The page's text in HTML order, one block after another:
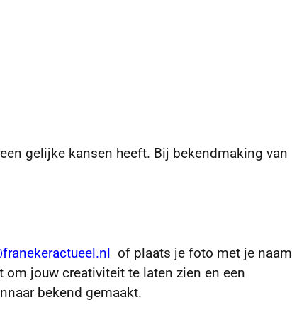
gelijke kansen heeft. Bij bekendmaking van
of plaats je foto met je naam
om jouw creativiteit te laten zien en een
bekend gemaakt.